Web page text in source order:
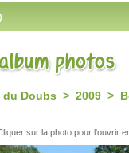
du Doubs > 2009 >
sur la photo pour l'ouvrir